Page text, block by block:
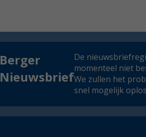
Berger
Nieuwsbrief
De
momenteel niet
We zullen het
snel mogelijk